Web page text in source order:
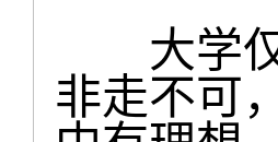
大学仅
非走不可